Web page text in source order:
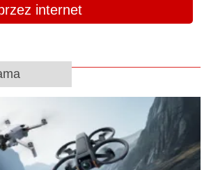
internet